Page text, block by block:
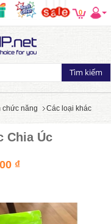
0
chức năng Các loại khác
Chia Úc
₫